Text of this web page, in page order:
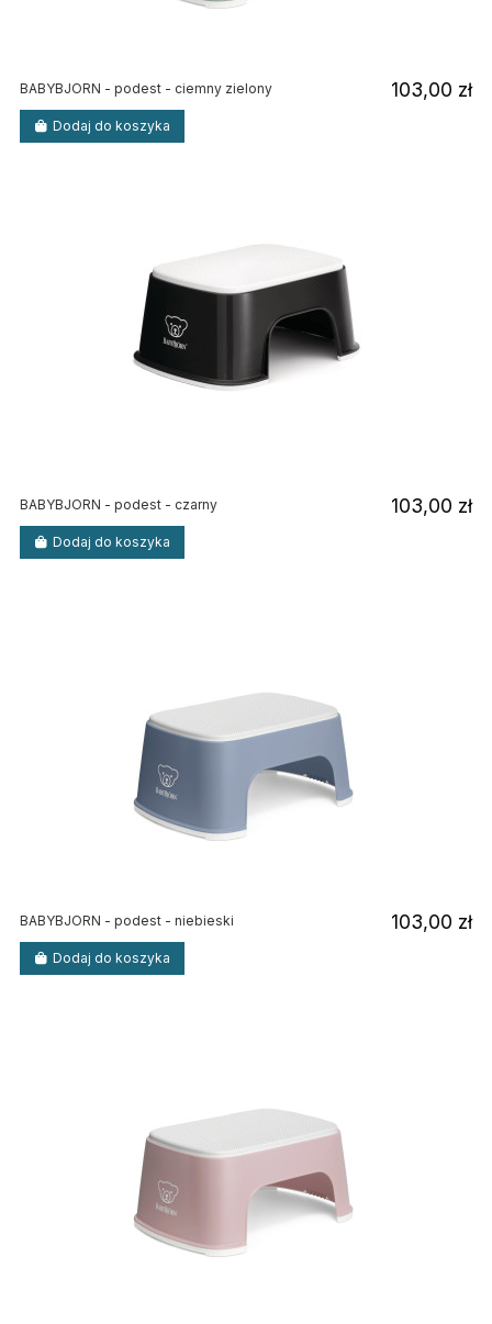
BABYBJORN - podest - ciemny zielony 103,00 zł
Dodaj do koszyka
BABYBJORN - podest - czarny 103,00 zł
Dodaj do koszyka
BABYBJORN - podest - niebieski 103,00 zł
Dodaj do koszyka